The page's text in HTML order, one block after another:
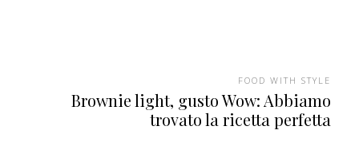
FOOD WITH STYLE
Brownie light, gusto Wow: Abbiamo
trovato la ricetta perfetta